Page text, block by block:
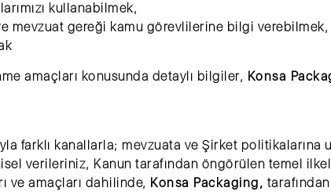
kullanabilmek,
mevzuat gereği kamu görevlilerine bilgi verebilmek,
amaçları konusunda detaylı bilgiler, Konsa
farklı kanallarla; mevzuata ve Şirket politikalarına
verileriniz, Kanun tarafından öngörülen temel
ve amaçları dahilinde, Konsa Packaging,